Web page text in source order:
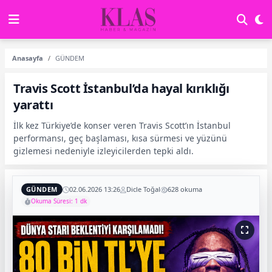
Anasayfa GÜNDEM
Travis Scott İstanbul’da hayal kırıklığı
yarattı
İlk kez Türkiye’de konser veren Travis Scott’ın İstanbul
performansı, geç başlaması, kısa sürmesi ve yüzünü
gizlemesi nedeniyle izleyicilerden tepki aldı.
GÜNDEM 02.06.2026 13:26 Dicle Toğal 628 okuma
Okuma Süresi: 1 dk